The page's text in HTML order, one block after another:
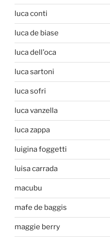
luca conti
luca de biase
luca dell'oca
luca sartoni
luca sofri
luca vanzella
luca zappa
luigina foggetti
luisa carrada
macubu
mafe de baggis
maggie berry